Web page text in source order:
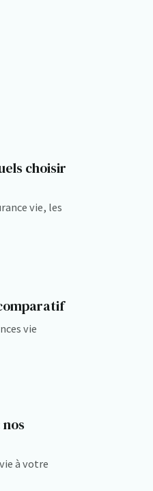
choisir
vie, les
vie
à votre